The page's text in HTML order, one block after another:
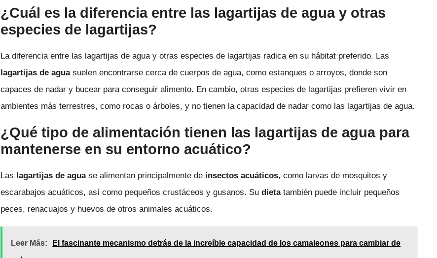
¿Cuál es la diferencia entre las lagartijas de agua y otras
especies de lagartijas?
La diferencia entre las lagartijas de agua y otras especies de lagartijas radica en su hábitat preferido. Las
lagartijas de aguasuelen encontrarse cerca de cuerpos de agua, como estanques o arroyos, donde son
capaces de nadar y bucear para conseguir alimento. En cambio, otras especies de lagartijas prefieren vivir en
ambientes más terrestres, como rocas o árboles, y no tienen la capacidad de nadar como las lagartijas de agua.
¿Qué tipo de alimentación tienen las lagartijas de agua para
mantenerse en su entorno acuático?
Las lagartijas de aguase alimentan principalmente de insectos acuáticos, como larvas de mosquitos y
escarabajos acuáticos, así como pequeños crustáceos y gusanos. Sudietatambién puede incluir pequeños
peces, renacuajos y huevos de otros animales acuáticos.
Leer Más:
El fascinante mecanismo detrás de la increíble capacidad de los camaleones para cambiar de